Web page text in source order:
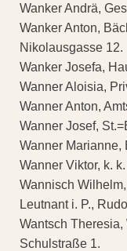
Wanker Andrä,
Wanker Anton,
Nikolausgasse 12.
Wanker Josefa,
Wanner Aloisia,
Wanner Anton,
Wanner Josef,
Wanner Marianne,
Wanner Viktor, k.
Wannisch
Leutnant i. P.,
Wantsch Theresia,
Schulstraße 1.